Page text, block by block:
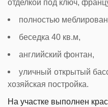
отделкой под ключ,
полностью
беседка 40 кв.м,
английский фонтан,
уличный открытый
хозяйская постройка.
На участке выполнен